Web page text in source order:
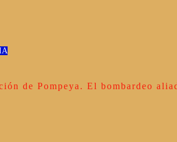
de Pompeya. El bombardeo